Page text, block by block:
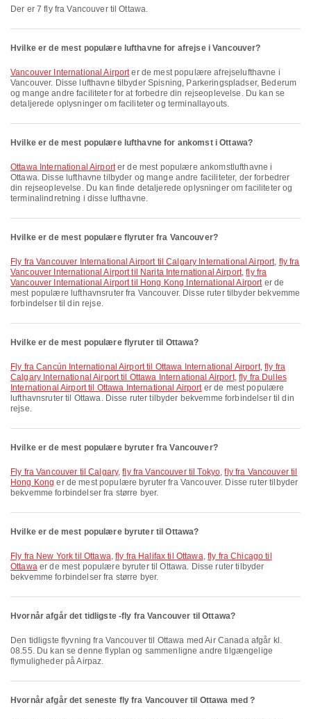
Der er 7 fly fra Vancouver til Ottawa.
Hvilke er de mest populære lufthavne for afrejse i Vancouver?
Vancouver International Airporter de mest populære afrejselufthavne i
Vancouver. Disse lufthavne tilbyder Spisning, Parkeringspladser, Bederum
og mange andre faciliteter for at forbedre din rejseoplevelse. Du kan se
detaljerede oplysninger om faciliteter og terminallayouts.
Hvilke er de mest populære lufthavne for ankomst i Ottawa?
Ottawa International Airporter de mest populære ankomstlufthavne i
Ottawa. Disse lufthavne tilbyder og mange andre faciliteter, der forbedrer
din rejseoplevelse. Du kan finde detaljerede oplysninger om faciliteter og
terminalindretning i disse lufthavne.
Hvilke er de mest populære flyruter fra Vancouver?
fly fra Vancouver International Airport til Calgary International Airport, fly fra
Vancouver International Airport til Narita International Airport,fly fra
Vancouver International Airport til Hong Kong International Airporter de
mest populære lufthavnsruter fra Vancouver. Disse ruter tilbyder bekvemme
forbindelser til din rejse.
Hvilke er de mest populære flyruter til Ottawa?
fly fra Cancún International Airport til Ottawa International Airport, fly fra
Calgary International Airport til Ottawa International Airport, fly fra Dulles
International Airport til Ottawa International Airporter de mest populære
lufthavnsruter til Ottawa. Disse ruter tilbyder bekvemme forbindelser til din
rejse.
Hvilke er de mest populære byruter fra Vancouver?
fly fra Vancouver til Calgary,fly fra Vancouver til Tokyo,fly fra Vancouver til
Hong Kong er de mest populære byruter fra Vancouver. Disse ruter tilbyder
bekvemme forbindelser fra større byer.
Hvilke er de mest populære byruter til Ottawa?
fly fra New York til Ottawa,fly fra Halifax til Ottawa, fly fra Chicago til
Ottawaer de mest populære byruter til Ottawa. Disse ruter tilbyder
bekvemme forbindelser fra større byer.
Hvornår afgår det tidligste -fly fra Vancouver til Ottawa?
Den tidligste flyvning fra Vancouver til Ottawa med Air Canada afgår kl.
08.55. Du kan se denne flyplan og sammenligne andre tilgængelige
flymuligheder på Airpaz.
Hvornår afgår det seneste fly fra Vancouver til Ottawa med ?